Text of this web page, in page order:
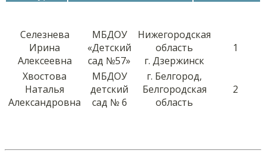
Селезнева
Ирина
Алексеевна
МБДОУ
«Детский
сад №57»
Нижегородская
область
г. Дзержинск
1
Хвостова
Наталья
Александровна
МБДОУ
детский
сад № 6
г. Белгород,
Белгородская
область
2